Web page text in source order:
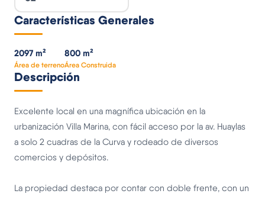
Características Generales
2097 m²
Área de terreno
800 m²
Área Construida
Descripción
Excelente local en una magnífica ubicación en la
urbanización Villa Marina, con fácil acceso por la av. Huaylas
a solo 2 cuadras de la Curva y rodeado de diversos
comercios y depósitos.
La propiedad destaca por contar con doble frente, con un